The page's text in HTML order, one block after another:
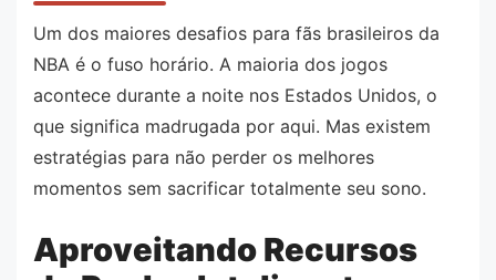
Um dos maiores desafios para fãs brasileiros da
NBA é o fuso horário. A maioria dos jogos
acontece durante a noite nos Estados Unidos, o
que significa madrugada por aqui. Mas existem
estratégias para não perder os melhores
momentos sem sacrificar totalmente seu sono.
Aproveitando Recursos